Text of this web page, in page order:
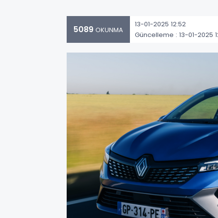
5089 OKUNMA
13-01-2025 12:52
Güncelleme : 13-01-2025